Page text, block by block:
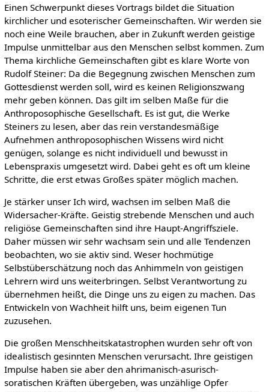
Einen Schwerpunkt dieses Vortrags bildet die Situation
kirchlicher und esoterischer Gemeinschaften. Wir werden sie
noch eine Weile brauchen, aber in Zukunft werden geistige
Impulse unmittelbar aus den Menschen selbst kommen. Zum
Thema kirchliche Gemeinschaften gibt es klare Worte von
Rudolf Steiner: Da die Begegnung zwischen Menschen zum
Gottesdienst werden soll, wird es keinen Religionszwang
mehr geben können. Das gilt im selben Maße für die
Anthroposophische Gesellschaft. Es ist gut, die Werke
Steiners zu lesen, aber das rein verstandesmäßige
Aufnehmen anthroposophischen Wissens wird nicht
genügen, solange es nicht individuell und bewusst in
Lebenspraxis umgesetzt wird. Dabei geht es oft um kleine
Schritte, die erst etwas Großes später möglich machen.
Je stärker unser Ich wird, wachsen im selben Maß die
Widersacher-Kräfte. Geistig strebende Menschen und auch
religiöse Gemeinschaften sind ihre Haupt-Angriffsziele.
Daher müssen wir sehr wachsam sein und alle Tendenzen
beobachten, wo sie aktiv sind. Weser hochmütige
Selbstüberschätzung noch das Anhimmeln von geistigen
Lehrern wird uns weiterbringen. Selbst Verantwortung zu
übernehmen heißt, die Dinge uns zu eigen zu machen. Das
Entwickeln von Wachheit hilft uns, beim eigenen Tun
zuzusehen.
Die großen Menschheitskatastrophen wurden sehr oft von
idealistisch gesinnten Menschen verursacht. Ihre geistigen
Impulse haben sie aber den ahrimanisch-asurisch-
soratischen Kräften übergeben, was unzählige Opfer